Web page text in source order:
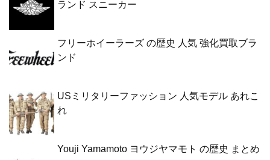
ランド スニーカー
フリーホイーラーズ の歴史 人気 強化買取ブラ
ンド
USミリタリーファッション 人気モデル あれこ
れ
Youji Yamamoto ヨウジヤマモト の歴史 まとめ